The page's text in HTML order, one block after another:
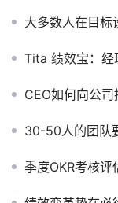
大多数人在目标
Tita 绩效宝：经
CEO如何向公司
30-50人的团队
季度OKR考核